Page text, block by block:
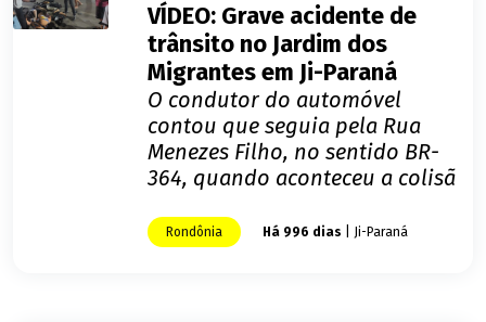
VÍDEO: Grave acidente de
trânsito no Jardim dos
Migrantes em Ji-Paraná
O condutor do automóvel
contou que seguia pela Rua
Menezes Filho, no sentido BR-
364, quando aconteceu a colisã
Rondônia Há 996 dias | Ji-Paraná